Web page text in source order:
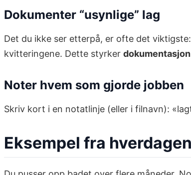
Dokumenter “usynlige” lag
Det du ikke ser etterpå, er ofte det
kvitteringene. Dette styrker dokumentasjon
Noter hvem som gjorde jobben
Skriv kort i en notatlinje (eller i filnavn):
Eksempel fra